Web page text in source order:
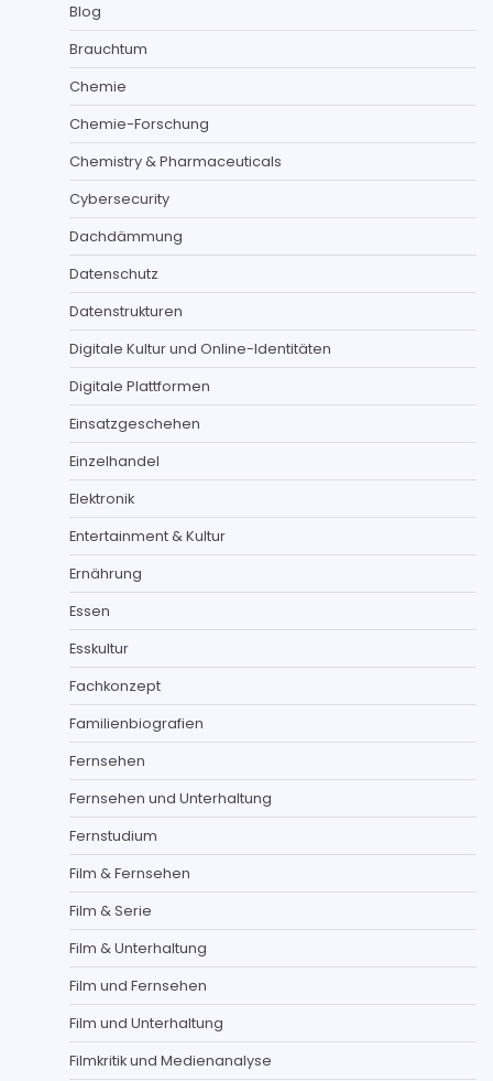
Blog
Brauchtum
Chemie
Chemie-Forschung
Chemistry & Pharmaceuticals
Cybersecurity
Dachdämmung
Datenschutz
Datenstrukturen
Digitale Kultur und Online-Identitäten
Digitale Plattformen
Einsatzgeschehen
Einzelhandel
Elektronik
Entertainment & Kultur
Ernährung
Essen
Esskultur
Fachkonzept
Familienbiografien
Fernsehen
Fernsehen und Unterhaltung
Fernstudium
Film & Fernsehen
Film & Serie
Film & Unterhaltung
Film und Fernsehen
Film und Unterhaltung
Filmkritik und Medienanalyse